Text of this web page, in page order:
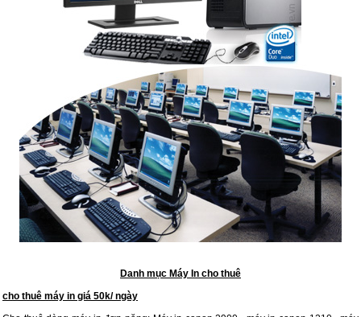
Danh mục Máy In cho thuê
cho thuê máy in giá 50k/ ngày